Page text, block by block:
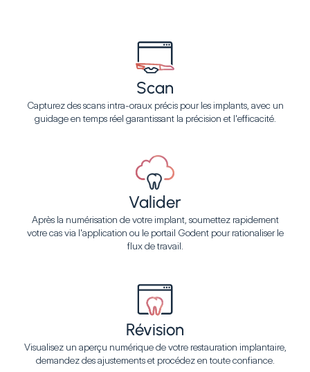
Scan
Capturez des scans intra-oraux précis pour les implants, avec un
guidage en temps réel garantissant la précision et l'efficacité.
Valider
Après la numérisation de votre implant, soumettez rapidement
votre cas via l'application ou le portail Godent pour rationaliser le
flux de travail.
Révision
Visualisez un aperçu numérique de votre restauration implantaire,
demandez des ajustements et procédez en toute confiance.